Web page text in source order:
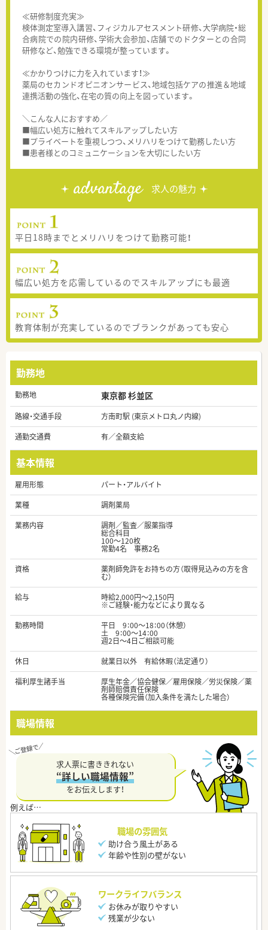
≪研修制度充実≫
検体測定室導入講習、フィジカルアセスメント研修、大学病院・総
合病院での院内研修、学術大会参加、店舗でのドクターとの合同
研修など、勉強できる環境が整っています。
≪かかりつけに力を入れています！≫
薬局のセカンドオピニオンサービス、地域包括ケアの推進＆地域
連携活動の強化、在宅の質の向上を図っています。
＼こんな人におすすめ／
■幅広い処方に触れてスキルアップしたい方
■プライベートを重視しつつ、メリハリをつけて勤務したい方
■患者様とのコミュニケーションを大切にしたい方
advantage 求人の魅力
平日18時までとメリハリをつけて勤務可能！
幅広い処方を応需しているのでスキルアップにも最適
教育体制が充実しているのでブランクがあっても安心
勤務地
勤務地 東京都 杉並区
路線・交通手段
方南町駅 (東京メトロ丸ノ内線)
通勤交通費
有／全額支給
基本情報
雇用形態
パート・アルバイト
業種
調剤薬局
業務内容
調剤／監査／服薬指導
総合科目
100～120枚
常勤4名 事務2名
資格
薬剤師免許をお持ちの方（取得見込みの方を含
む）
給与
時給2,000円～2,150円
※ご経験・能力などにより異なる
勤務時間
平日 9：00～18：00（休憩）
土 9：00～14：00
週2日～4日ご相談可能
休日
就業日以外 有給休暇（法定通り）
福利厚生諸手当
厚生年金／協会健保／雇用保険／労災保険／薬
剤師賠償責任保険
各種保険完備（加入条件を満たした場合）
職場情報
求人票に書ききれない
“詳しい職場情報”
をお伝えします！
職場の雰囲気
助け合う風土がある
年齢や性別の壁がない
ワークライフバランス
お休みが取りやすい
残業が少ない